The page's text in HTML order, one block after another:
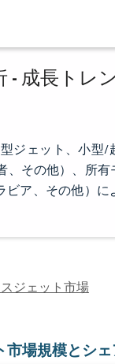
- 成長トレ
ジェット、小型/
、その他）、所有
ア、その他）に
ジェット市場
市場規模とシ